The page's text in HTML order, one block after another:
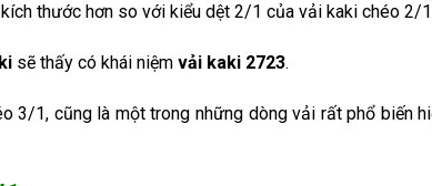
thước hơn so với kiểu dệt 2/1 của vải kaki chéo 2/
sẽ thấy có khái niệm vải kaki 2723.
3/1, cũng là một trong những dòng vải rất phổ biến